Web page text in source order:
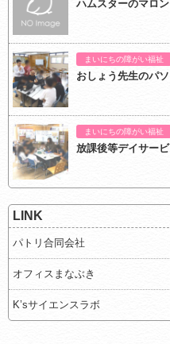
ハムスターのマロ
まいにちの障がい福祉
おしょう先生のパ
まいにちの障がい福祉
放課後等デイサー
LINK
パトリ合同会社
オフィスまなぶき
K’sサイエンスラボ